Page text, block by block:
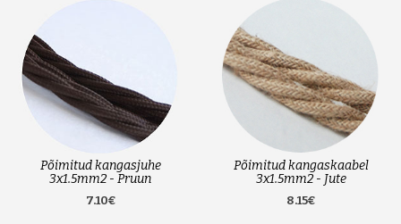
Põimitud kangasjuhe
3x1.5mm2 - Pruun
7.10€
Põimitud kangaskaabel
3x1.5mm2 - Jute
8.15€